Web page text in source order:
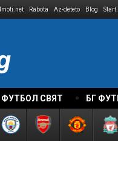
Imoti.net Rabota Az-deteto Blog
ФУТБОЛ СВЯТ БГ